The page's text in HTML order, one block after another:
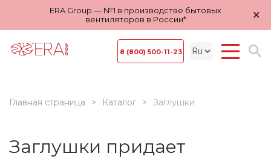
ERA Group — №1 в производстве бытовых
вентиляторов в России*
×
8 (800) 500-11-23
Главная страница Каталог Заглушки
Заглушки придает